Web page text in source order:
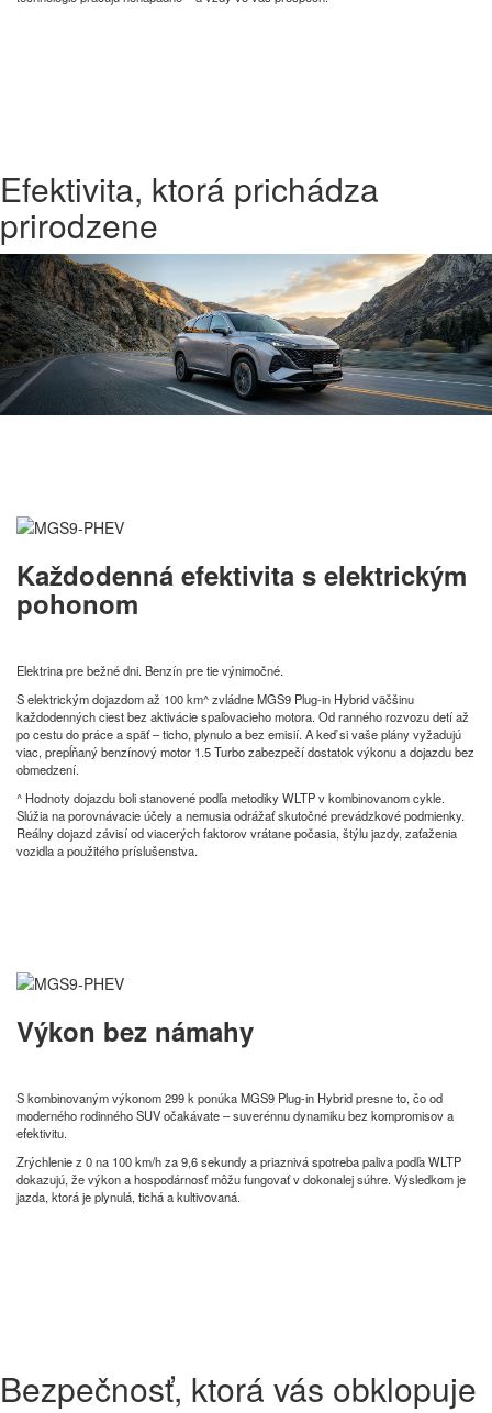
Efektivita, ktorá prichádza
prirodzene
Každodenná efektivita s elektrickým
pohonom
Elektrina pre bežné dni. Benzín pre tie výnimočné.
S elektrickým dojazdom až 100 km^ zvládne MGS9 Plug-in Hybrid väčšinu
každodenných ciest bez aktivácie spaľovacieho motora. Od ranného rozvozu detí až
po cestu do práce a späť – ticho, plynulo a bez emisií. A keď si vaše plány vyžadujú
viac, prepĺňaný benzínový motor 1.5 Turbo zabezpečí dostatok výkonu a dojazdu bez
obmedzení.
^ Hodnoty dojazdu boli stanovené podľa metodiky WLTP v kombinovanom cykle.
Slúžia na porovnávacie účely a nemusia odrážať skutočné prevádzkové podmienky.
Reálny dojazd závisí od viacerých faktorov vrátane počasia, štýlu jazdy, zaťaženia
vozidla a použitého príslušenstva.
Výkon bez námahy
S kombinovaným výkonom 299 k ponúka MGS9 Plug-in Hybrid presne to, čo od
moderného rodinného SUV očakávate – suverénnu dynamiku bez kompromisov a
efektivitu.
Zrýchlenie z 0 na 100 km/h za 9,6 sekundy a priaznivá spotreba paliva podľa WLTP
dokazujú, že výkon a hospodárnosť môžu fungovať v dokonalej súhre. Výsledkom je
jazda, ktorá je plynulá, tichá a kultivovaná.
Bezpečnosť, ktorá vás obklopuje